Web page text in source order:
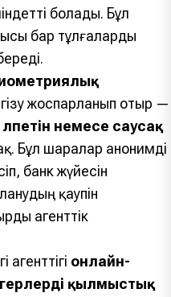
болады. Бұл
бар тұлғаларды
жоспарланып отыр —
немесе саусақ
Бұл шаралар анонимді
банк жүйесін
қаупін
агенттік
агенттігі онлайн-
қылмыстық